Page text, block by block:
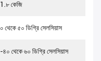
1.৮ কেজি
০ থেকে ৫০ ডিগ্রি সেলসিয়াস
-৪০ থেকে ৬০ ডিগ্রি সেলসিয়াস